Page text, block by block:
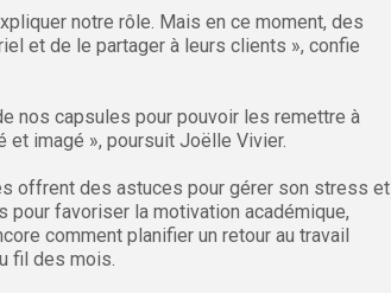
notre rôle. Mais en ce moment, des
et de le partager à leurs clients », confie
nos capsules pour pouvoir les remettre à
imagé », poursuit Joëlle Vivier.
offrent des astuces pour gérer son stress et
favoriser la motivation académique,
comment planifier un retour au travail
fil des mois.